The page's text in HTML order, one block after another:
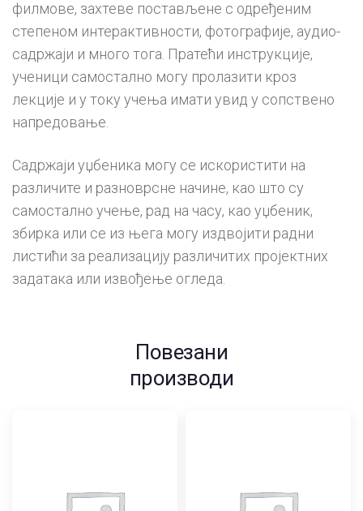
филмове, захтеве постављене с одређеним
степеном интерактивности, фотографије, аудио-
садржаји и много тога. Пратећи инструкције,
ученици самостално могу пролазити кроз
лекције и у току учења имати увид у сопствено
напредовање.
Садржаји уџбеника могу се искористити на
различите и разноврсне начине, као што су
самостално учење, рад на часу, као уџбеник,
збирка или се из њега могу издвојити радни
листићи за реализацију различитих пројектних
задатака или извођење огледа.
Повезани
производи